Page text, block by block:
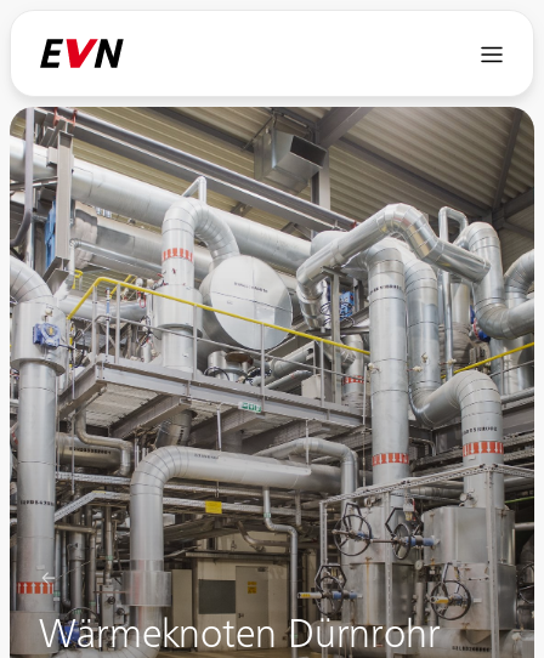
Wärmeknoten Dürnrohr